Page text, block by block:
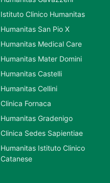
Istituto Clinico Humanitas
Humanitas San Pio X
Humanitas Medical Care
Humanitas Mater Domini
Humanitas Castelli
Humanitas Cellini
Clinica Fornaca
Humanitas Gradenigo
Clinica Sedes Sapientiae
Humanitas Istituto Clinico
Catanese